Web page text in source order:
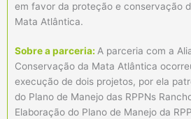
em favor da proteção e conservação
Mata Atlântica.
Sobre a parceria: A parceria com a
Conservação da Mata Atlântica
execução de dois projetos, por ela
do Plano de Manejo das RPPNs
Elaboração do Plano de Manejo da